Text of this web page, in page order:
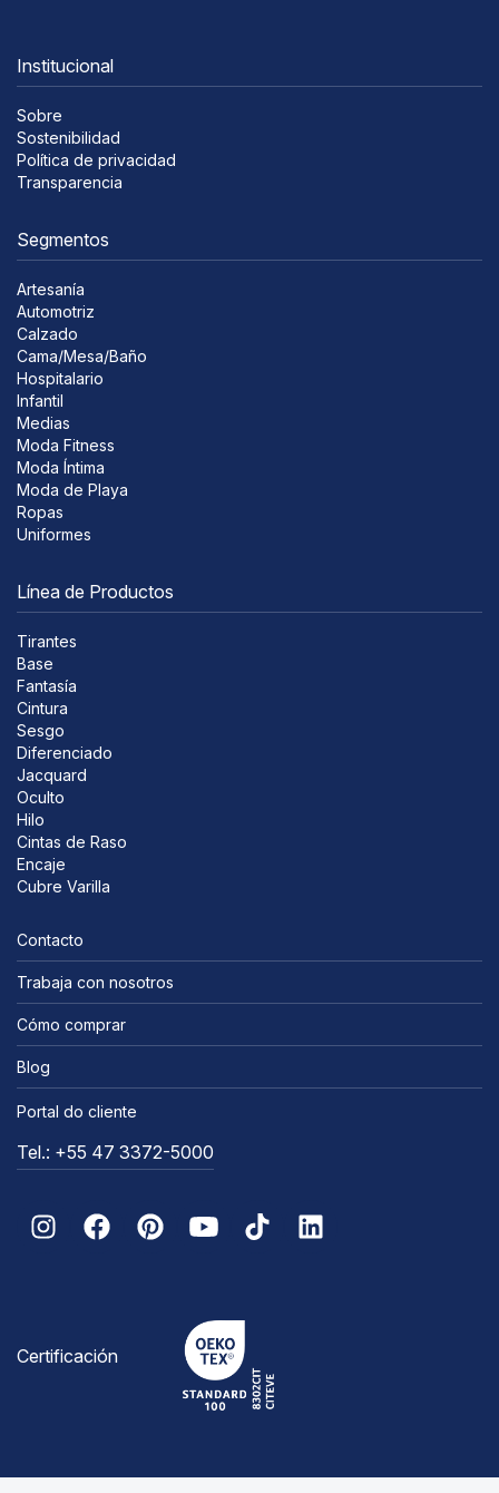
Institucional
Sobre
Sostenibilidad
Política de privacidad
Transparencia
Segmentos
Artesanía
Automotriz
Calzado
Cama/Mesa/Baño
Hospitalario
Infantil
Medias
Moda Fitness
Moda Íntima
Moda de Playa
Ropas
Uniformes
Línea de Productos
Tirantes
Base
Fantasía
Cintura
Sesgo
Diferenciado
Jacquard
Oculto
Hilo
Cintas de Raso
Encaje
Cubre Varilla
Contacto
Trabaja con nosotros
Cómo comprar
Blog
Portal do cliente
Tel.: +55 47 3372-5000
Certificación